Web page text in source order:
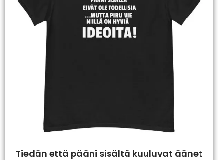
Tiedän että pääni sisältä kuuluvat äänet